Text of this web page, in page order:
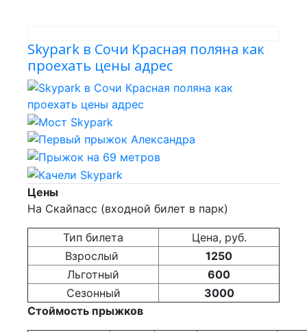
Skypark в Сочи Красная поляна как
проехать цены адрес
Цены
На Скайпасс (входной билет в парк)
Тип билета
Цена, руб.
Взрослый
1250
Льготный
600
Сезонный
3000
Стоймость прыжков